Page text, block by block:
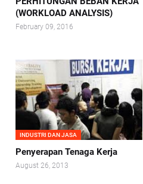
(WORKLOAD ANALYSIS)
February 09, 2016
INDUSTRI DAN JASA
Penyerapan Tenaga Kerja
August 26, 2013